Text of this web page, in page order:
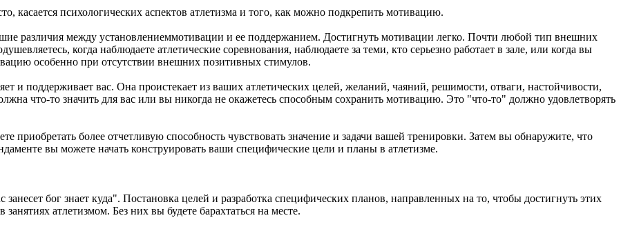
касается психологических аспектов атлетизма и того, как можно подкрепить мотивацию.
различия между установлениеммотивации и ее поддержанием. Достигнуть мотивации легко. Почти любой тип внешних
когда наблюдаете атлетические соревнования, наблюдаете за теми, кто серьезно работает в зале, или когда вы
особенно при отсутствии внешних позитивных стимулов.
и поддерживает вас. Она проистекает из ваших атлетических целей, желаний, чаяний, решимости, отваги, настойчивости,
что-то значить для вас или вы никогда не окажетесь способным сохранить мотивацию. Это "что-то" должно удовлетворять
приобретать более отчетливую способность чувствовать значение и задачи вашей тренировки. Затем вы обнаружите, что
вы можете начать конструировать ваши специфические цели и планы в атлетизме.
занесет бог знает куда". Постановка целей и разработка специфических планов, направленных на то, чтобы достигнуть этих
атлетизмом. Без них вы будете барахтаться на месте.